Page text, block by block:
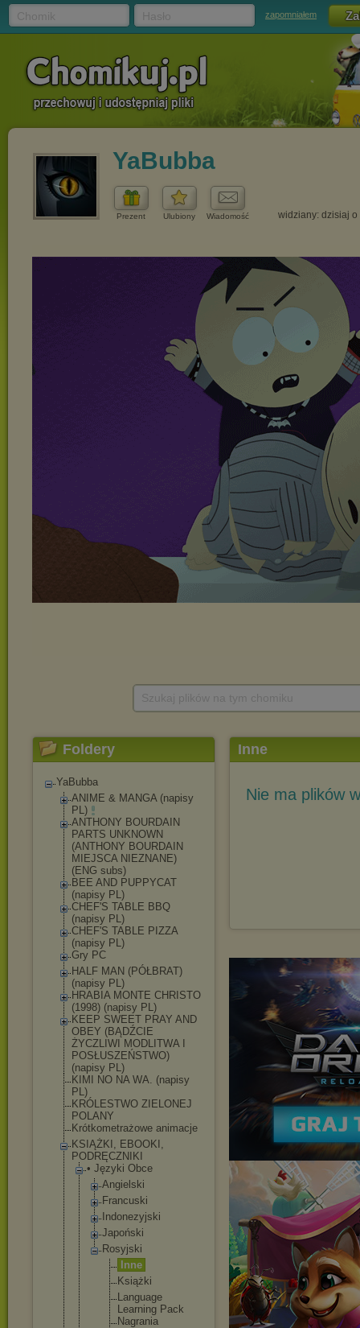
zapomniałem
YaBubba
Prezent Ulubiony Wiadomość widziany: dzisiaj o
Foldery
YaBubba
ANIME & MANGA (napisy
PL)
ANTHONY BOURDAIN
PARTS UNKNOWN
(ANTHONY BOURDAIN
MIEJSCA NIEZNANE)
(ENG subs)
BEE AND PUPPYCAT
(napisy PL)
CHEF'S TABLE BBQ
(napisy PL)
CHEF'S TABLE PIZZA
(napisy PL)
Gry PC
HALF MAN (PÓŁBRAT)
(napisy PL)
HRABIA MONTE CHRISTO
(1998) (napisy PL)
KEEP SWEET PRAY AND
OBEY (BĄDŹCIE
ŻYCZLIWI MODLITWA I
POSŁUSZEŃSTWO)
(napisy PL)
KIMI NO NA WA. (napisy
PL)
KRÓLESTWO ZIELONEJ
POLANY
Krótkometrażowe animacje
KSIĄŻKI, EBOOKI,
PODRĘCZNIKI
• Języki Obce
Angielski
Francuski
Indonezyjski
Japoński
Rosyjski
Inne
Książki
Language
Learning Pack
Nagrania
Inne
Nie ma plików